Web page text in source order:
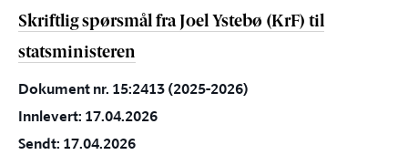
Skriftlig spørsmål fra Joel Ystebø (KrF) til
statsministeren
Dokument nr. 15:2413 (2025-2026)
Innlevert: 17.04.2026
Sendt: 17.04.2026